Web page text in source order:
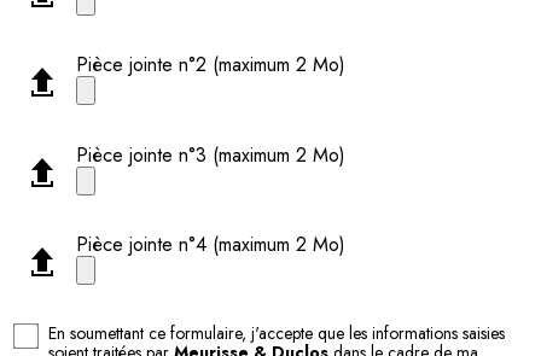
Pièce jointe n°2 (maximum 2 Mo)
Pièce jointe n°3 (maximum 2 Mo)
Pièce jointe n°4 (maximum 2 Mo)
En soumettant ce formulaire, j'accepte que les informations saisies